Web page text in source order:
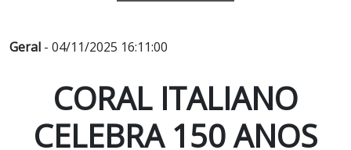
Geral - 04/11/2025 16:11:00
CORAL ITALIANO
CELEBRA 150 ANOS